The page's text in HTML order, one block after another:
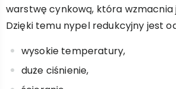
warstwę cynkową, która wzmacnia
Dzięki temu nypel redukcyjny jest
wysokie temperatury,
duże ciśnienie,